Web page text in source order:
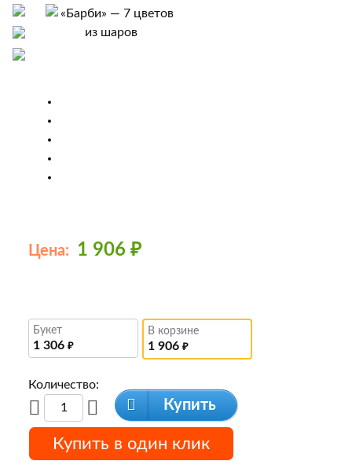
Цена: 1 906 ₽
Букет
1 306 ₽
В корзине
1 906 ₽
Количество:
Купить
Купить в один клик